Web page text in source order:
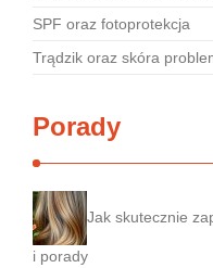
SPF oraz fotoprotekcja
Trądzik oraz skóra
Porady
Jak skutecznie
i porady